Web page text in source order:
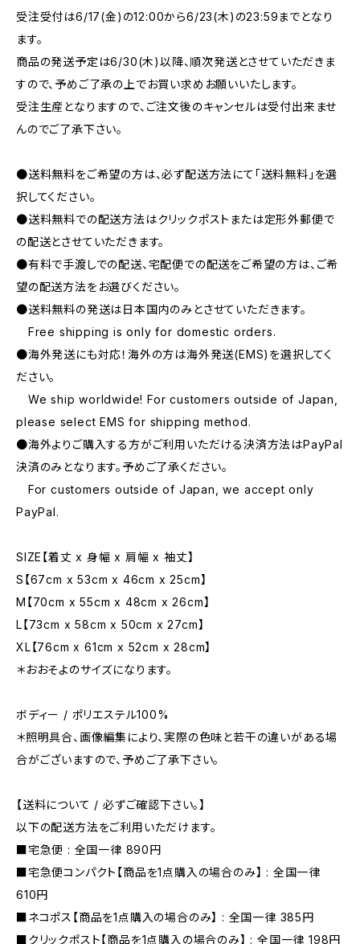
受注受付は6/17(金)の12:00から6/23(木)の23:59までとなり
ます。
商品の発送予定は6/30(木)以降、順次発送とさせていただきま
すので、予めご了承の上でお買い求めお願いいたします。
受注生産となりますので、ご注文後のキャンセルは受付出来ませ
んのでご了承下さい。
●送料無料をご希望の方は、必ず配送方法にて「送料無料」を選
択してください。
●送料無料での配送方法はクリックポストまたは定形外郵便で
の配送とさせていただきます。
●有料で手渡しでの配送、宅配便での配送をご希望の方は、ご希
望の配送方法をお選びください。
●送料無料の発送は日本国内のみとさせていただきます。
Free shipping is only for domestic orders.
●海外発送にも対応！海外の方は海外発送(EMS)を選択してく
ださい。
We ship worldwide! For customers outside of Japan,
please select EMS for shipping method.
●海外よりご購入する方がご利用いただける決済方法はPayPal
決済のみとなります。予めご了承ください。
For customers outside of Japan, we accept only
PayPal.
SIZE【着丈 x 身幅 x 肩幅 x 袖丈】
S【67cm x 53cm x 46cm x 25cm】
M【70cm x 55cm x 48cm x 26cm】
L【73cm x 58cm x 50cm x 27cm】
XL【76cm x 61cm x 52cm x 28cm】
＊おおそよのサイズになります。
ボディー / ポリエステル100%
＊照明具合、画像編集により、実際の色味と若干の違いがある場
合がございますので、予めご了承下さい。
【送料について / 必ずご確認下さい。】
以下の配送方法をご利用いただけます。
■宅急便 : 全国一律 890円
■宅急便コンパクト【商品を1点購入の場合のみ】 : 全国一律
610円
■ネコポス【商品を1点購入の場合のみ】 : 全国一律 385円
■クリックポスト【商品を1点購入の場合のみ】 : 全国一律 198円